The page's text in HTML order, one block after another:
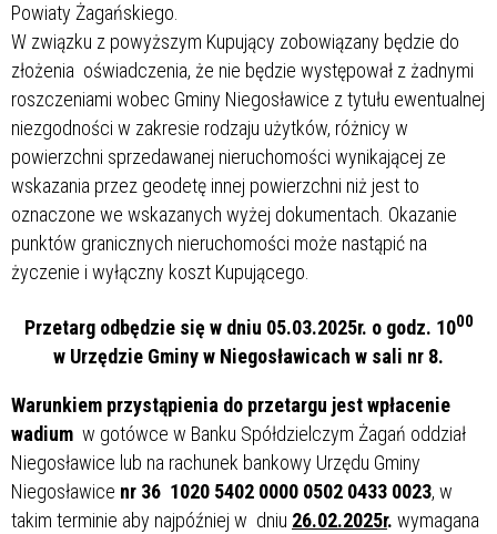
Powiaty Żagańskiego.
W związku z powyższym Kupujący zobowiązany będzie do
złożenia oświadczenia, że nie będzie występował z żadnymi
roszczeniami wobec Gminy Niegosławice z tytułu ewentualnej
niezgodności w zakresie rodzaju użytków, różnicy w
powierzchni sprzedawanej nieruchomości wynikającej ze
wskazania przez geodetę innej powierzchni niż jest to
oznaczone we wskazanych wyżej dokumentach. Okazanie
punktów granicznych nieruchomości może nastąpić na
życzenie i wyłączny koszt Kupującego.
Przetarg odbędzie się w dniu 05.03.2025r. o godz. 1000
w Urzędzie Gminy w Niegosławicach w sali nr 8.
Warunkiem przystąpienia do przetargu jest wpłacenie
wadium w gotówce w Banku Spółdzielczym Żagań oddział
Niegosławice lub na rachunek bankowy Urzędu Gminy
Niegosławice nr 36 1020 5402 0000 0502 0433 0023, w
takim terminie aby najpóźniej w dniu 26.02.2025r. wymagana